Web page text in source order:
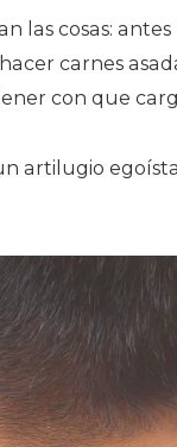
las cosas:
carnes
con que
artilugio